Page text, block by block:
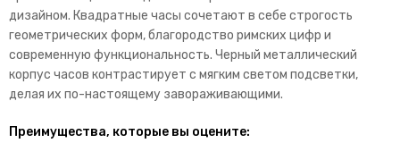
дизайном. Квадратные часы сочетают в себе строгость
геометрических форм, благородство римских цифр и
современную функциональность. Черный металлический
корпус часов контрастирует с мягким светом подсветки,
делая их по-настоящему завораживающими.
Преимущества, которые вы оцените: